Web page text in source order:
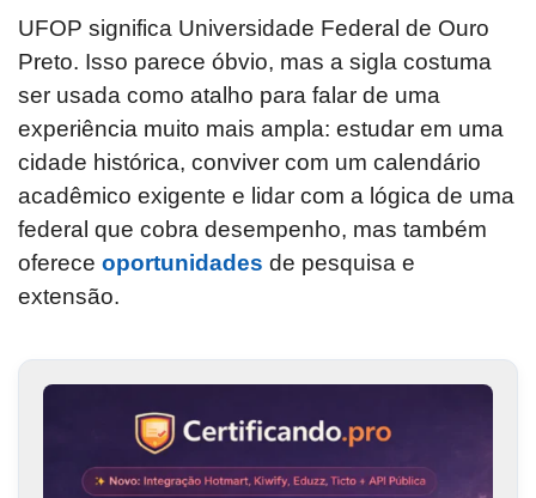
UFOP significa Universidade Federal de Ouro
Preto. Isso parece óbvio, mas a sigla costuma
ser usada como atalho para falar de uma
experiência muito mais ampla: estudar em uma
cidade histórica, conviver com um calendário
acadêmico exigente e lidar com a lógica de uma
federal que cobra desempenho, mas também
oferece oportunidades de pesquisa e
extensão.